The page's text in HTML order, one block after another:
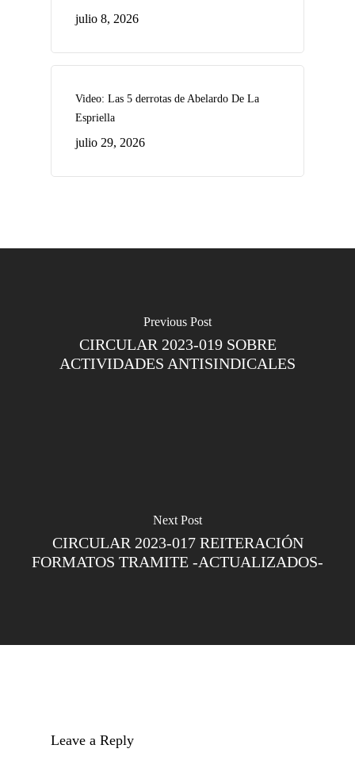
julio 8, 2026
Video: Las 5 derrotas de Abelardo De La
Espriella
julio 29, 2026
Previous Post
CIRCULAR 2023-019 SOBRE
ACTIVIDADES ANTISINDICALES
Next Post
CIRCULAR 2023-017 REITERACIÓN
FORMATOS TRAMITE -ACTUALIZADOS-
Leave a Reply